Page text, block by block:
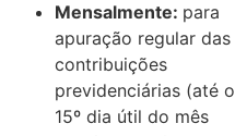
Mensalmente: para
apuração regular das
contribuições
previdenciárias (até o
15º dia útil do mês